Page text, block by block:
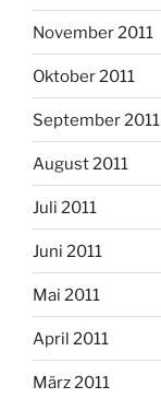
November 2011
Oktober 2011
September 2011
August 2011
Juli 2011
Juni 2011
Mai 2011
April 2011
März 2011